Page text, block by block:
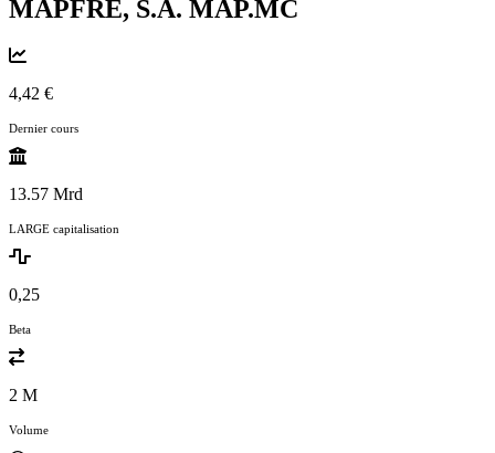
MAPFRE, S.A. MAP.MC
4,42 €
Dernier cours
13.57 Mrd
LARGE capitalisation
0,25
Beta
2 M
Volume